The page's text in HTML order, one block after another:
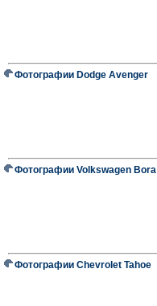
Фотографии Dodge Avenger
Фотографии Volkswagen Bora
Фотографии Chevrolet Tahoe